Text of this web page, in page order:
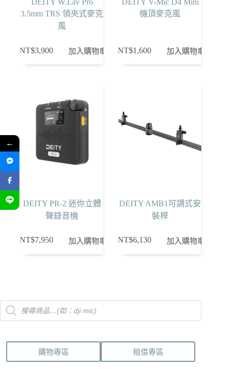
DEITY W.Lav Pro
3.5mm TRS 領夾式麥克
風
NT$3,900 加入購物車
DEITY V-Mic D4 Mini
機頂麥克風
NT$1,600 加入購物車
DEITY PR-2 迷你立體
聲錄音機
NT$7,950 加入購物車
DEITY AMB1可調式安
裝桿
NT$6,130 加入購物車
Products
search
購物專區 租借專區
←